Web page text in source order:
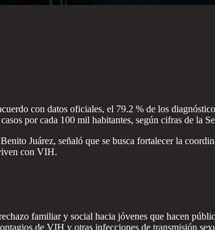
con datos oficiales, el 79.2 % de los
por cada 100 mil habitantes, según cifras de la
Juárez, señaló que se busca fortalecer la
con VIH.
familiar y social hacia jóvenes que hacen
de VIH y otras infecciones de transmisión